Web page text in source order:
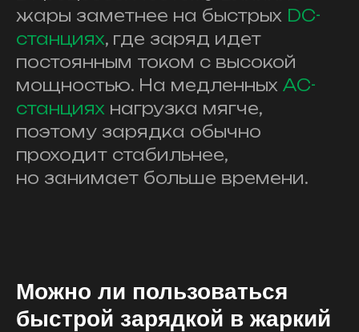
жары заметнее на быстрых DC-
станциях, где заряд идет
постоянным током с высокой
мощностью. На медленных AC-
станциях нагрузка мягче,
поэтому зарядка обычно
проходит стабильнее,
но занимает больше времени.
Можно ли пользоваться
быстрой зарядкой в жаркий